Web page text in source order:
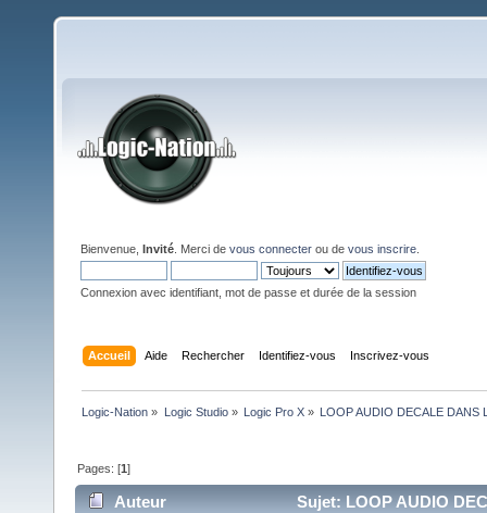
Bienvenue, Invité . Merci de vous connecter ou de vous inscrire
Connexion avec identifiant, mot de passe et durée de la session
Accueil Aide Rechercher Identifiez-vous Inscrivez-vous
Logic-Nation » Logic Studio» Logic Pro X» LOOP AUDIO DECALE DANS
Pages: [1]
Auteur Sujet: LOOP AUDIO